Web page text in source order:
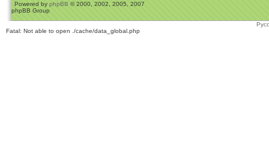
Powered by phpBB © 2000, 2002, 2005, 2007
phpBB Group
Fatal: Not able to open ./cache/data_global.php